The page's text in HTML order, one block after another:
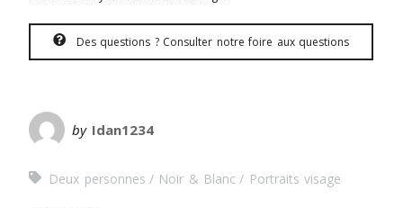
Des questions ? Consulter notre foire aux questions
by Idan1234
Deux personnes Noir & Blanc Portraits visage